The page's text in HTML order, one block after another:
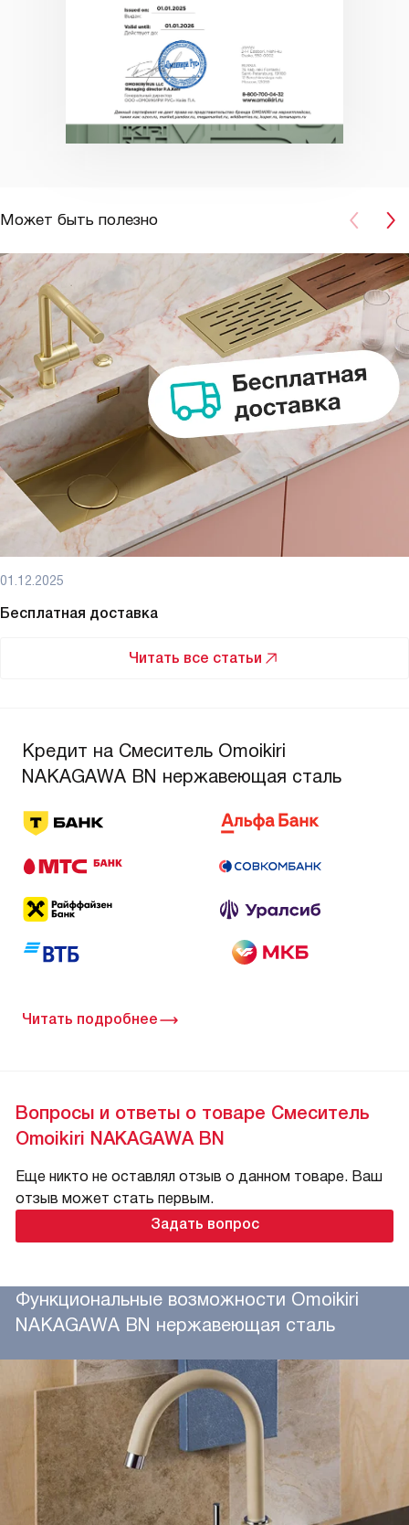
Может быть полезно
01.12.2025
Бесплатная доставка
Читать все статьи
Кредит на Смеситель Omoikiri
NAKAGAWA BN нержавеющая сталь
Читать подробнее
Вопросы и ответы о товаре Смеситель
Omoikiri NAKAGAWA BN
Еще никто не оставлял отзыв о данном товаре. Ваш
отзыв может стать первым.
Задать вопрос
Функциональные возможности Omoikiri
NAKAGAWA BN нержавеющая сталь